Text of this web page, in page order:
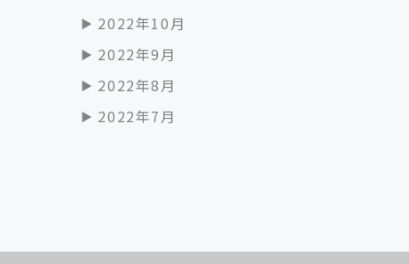
2022年10月
2022年9月
2022年8月
2022年7月